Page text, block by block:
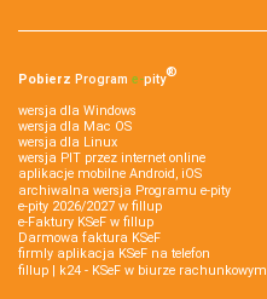
Pobierz Program e‑pity®
wersja dla Windows
wersja dla Mac OS
wersja dla Linux
wersja PIT przez internet online
aplikacje mobilne Android, iOS
archiwalna wersja Programu e-pity
e-pity 2026/2027 w fillup
e‑Faktury KSeF w fillup
Darmowa faktura KSeF
firmly aplikacja KSeF na telefon
fillup | k24 - KSeF w biurze rachunkowym